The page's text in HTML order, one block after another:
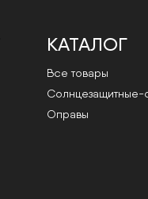
КАТАЛОГ
Все товары
Cолнцезащитные-
Оправы